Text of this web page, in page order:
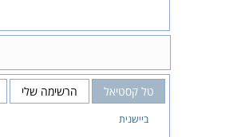
טל קסטיאל הרשימה שלי
ביישנית